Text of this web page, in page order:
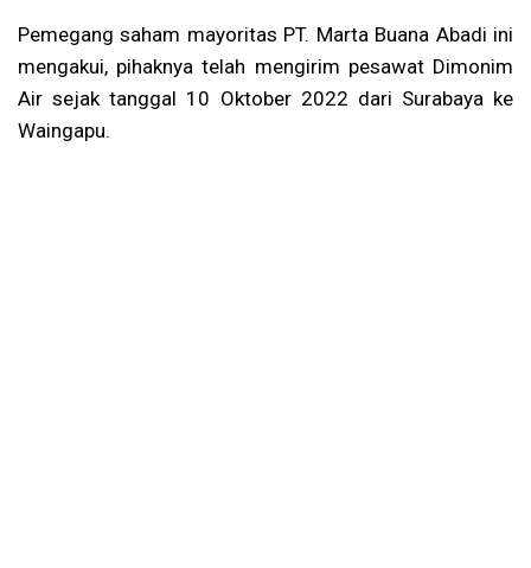
Pemegang saham mayoritas PT. Marta Buana Abadi ini
mengakui, pihaknya telah mengirim pesawat Dimonim
Air sejak tanggal 10 Oktober 2022 dari Surabaya ke
Waingapu.